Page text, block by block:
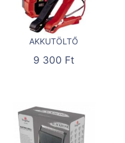
AKKUTÖLTŐ
9 300 Ft